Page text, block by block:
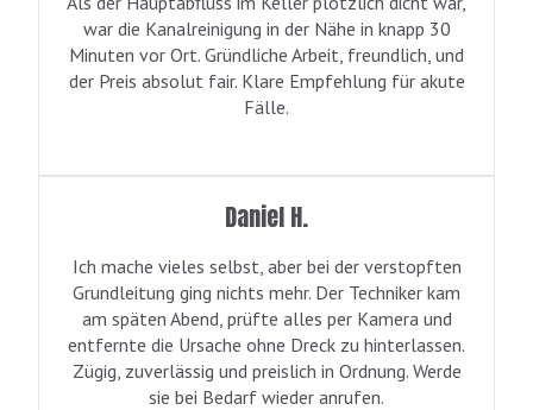
war die Kanalreinigung in der Nähe in knapp 30
Minuten vor Ort. Gründliche Arbeit, freundlich, und
der Preis absolut fair. Klare Empfehlung für akute
Fälle.
Daniel H.
Ich mache vieles selbst, aber bei der verstopften
Grundleitung ging nichts mehr. Der Techniker kam
am späten Abend, prüfte alles per Kamera und
entfernte die Ursache ohne Dreck zu hinterlassen.
Zügig, zuverlässig und preislich in Ordnung. Werde
sie bei Bedarf wieder anrufen.